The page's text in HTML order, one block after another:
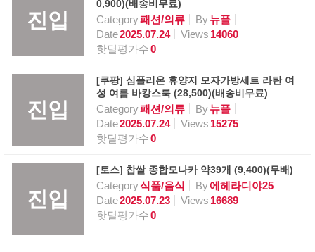
진입
0,900)(배송비무료)
Category패션/의류 By뉴플
Date2025.07.24 Views 14060
핫딜평가수0
진입
[쿠팡] 심플리온 휴양지 모자가방세트 라탄 여
성 여름 바캉스룩 (28,500)(배송비무료)
Category패션/의류 By뉴플
Date2025.07.24 Views 15275
핫딜평가수0
진입
[토스] 찹쌀 종합모나카 약39개 (9,400)(무배)
Category식품/음식 By에헤라디야25
Date2025.07.23 Views 16689
핫딜평가수0